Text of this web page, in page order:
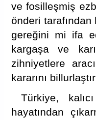
ve fosilleşmiş
önderi tarafından
gereğini mi ifa
kargaşa ve
zihniyetlere
kararını
Türkiye,
hayatından